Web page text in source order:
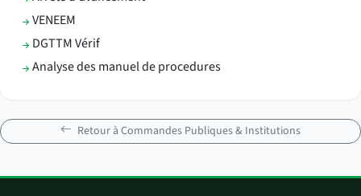
VENEEM
DGTTM Vérif
Analyse des manuel de procedures
Retour à Commandes Publiques & Institutions